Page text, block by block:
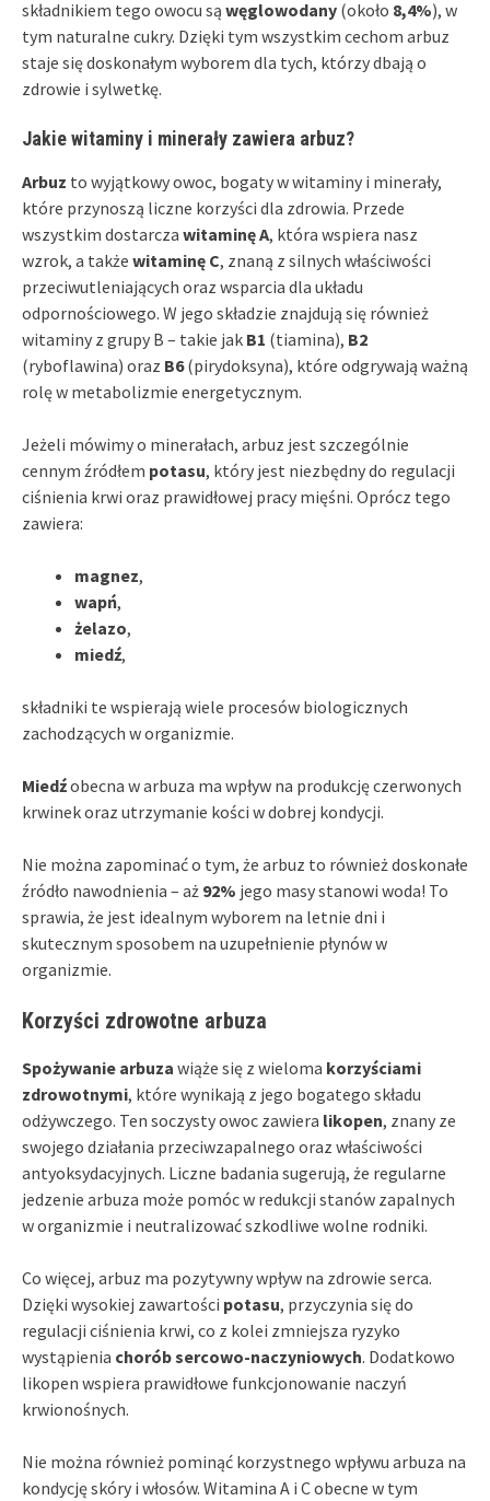
składnikiem tego owocu są węglowodany (około 8,4%), w
tym naturalne cukry. Dzięki tym wszystkim cechom arbuz
staje się doskonałym wyborem dla tych, którzy dbają o
zdrowie i sylwetkę.
Jakie witaminy i minerały zawiera arbuz?
Arbuz to wyjątkowy owoc, bogaty w witaminy i minerały,
które przynoszą liczne korzyści dla zdrowia. Przede
wszystkim dostarcza witaminę A, która wspiera nasz
wzrok, a także witaminę C, znaną z silnych właściwości
przeciwutleniających oraz wsparcia dla układu
odpornościowego. W jego składzie znajdują się również
witaminy z grupy B – takie jak B1 (tiamina), B2
(ryboflawina) oraz B6(pirydoksyna), które odgrywają ważną
rolę w metabolizmie energetycznym.
Jeżeli mówimy o minerałach, arbuz jest szczególnie
cennym źródłem potasu, który jest niezbędny do regulacji
ciśnienia krwi oraz prawidłowej pracy mięśni. Oprócz tego
zawiera:
magnez,
wapń,
żelazo,
miedź,
składniki te wspierają wiele procesów biologicznych
zachodzących w organizmie.
Miedźobecna w arbuza ma wpływ na produkcję czerwonych
krwinek oraz utrzymanie kości w dobrej kondycji.
Nie można zapominać o tym, że arbuz to również doskonałe
źródło nawodnienia – aż 92% jego masy stanowi woda! To
sprawia, że jest idealnym wyborem na letnie dni i
skutecznym sposobem na uzupełnienie płynów w
organizmie.
Korzyści zdrowotne arbuza
Spożywanie arbuza wiąże się z wieloma korzyściami
zdrowotnymi, które wynikają z jego bogatego składu
odżywczego. Ten soczysty owoc zawiera likopen, znany ze
swojego działania przeciwzapalnego oraz właściwości
antyoksydacyjnych. Liczne badania sugerują, że regularne
jedzenie arbuza może pomóc w redukcji stanów zapalnych
w organizmie i neutralizować szkodliwe wolne rodniki.
Co więcej, arbuz ma pozytywny wpływ na zdrowie serca.
Dzięki wysokiej zawartości potasu, przyczynia się do
regulacji ciśnienia krwi, co z kolei zmniejsza ryzyko
wystąpienia chorób sercowo-naczyniowych. Dodatkowo
likopen wspiera prawidłowe funkcjonowanie naczyń
krwionośnych.
Nie można również pominąć korzystnego wpływu arbuza na
kondycję skóry i włosów. Witamina A i C obecne w tym